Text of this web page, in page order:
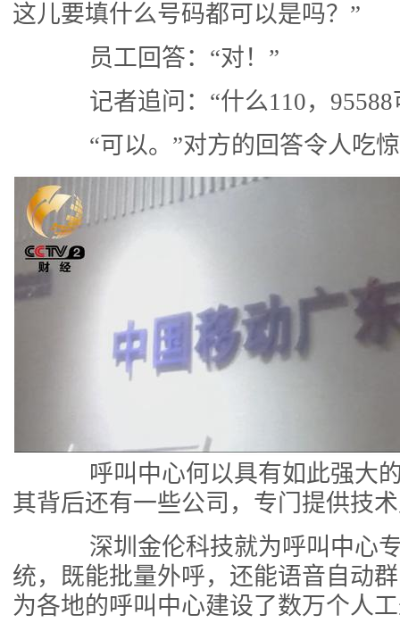
这儿要填什么号码都可以是吗？”
员工回答：“对！”
记者追问：“什么110，95588
“可以。”对方的回答令人吃
呼叫中心何以具有如此强大的
其背后还有一些公司，专门提供技
深圳金伦科技就为呼叫中心专
统，既能批量外呼，还能语音自动
为各地的呼叫中心建设了数万个人